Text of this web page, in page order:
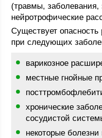
(травмы, заболевания,
нейротрофические
Существует
при следующих
варикозное
местные гнойные
хронические
сосудистой
некоторые болезни